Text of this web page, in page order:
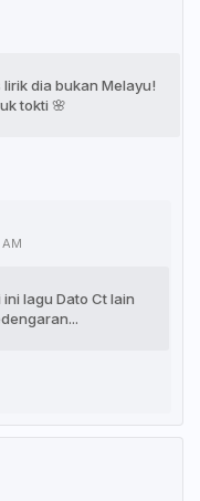
dia bukan Melayu!
tokti 🌸
lagu Dato Ct lain